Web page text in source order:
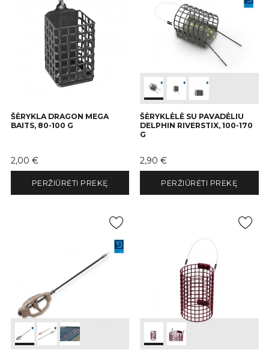
ŠĖRYKLA DRAGON MEGA
BAITS, 80-100 G
Kaina
2,00 €
PERŽIŪRĖTI PREKĘ
ŠĖRYKLĖLĖ SU PAVADĖLIU
DELPHIN RIVERSTIX, 100-170
G
Kaina
2,90 €
PERŽIŪRĖTI PREKĘ